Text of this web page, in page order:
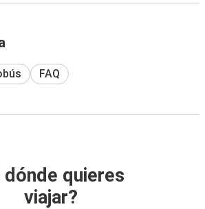
FAQ
dónde quieres
viajar?